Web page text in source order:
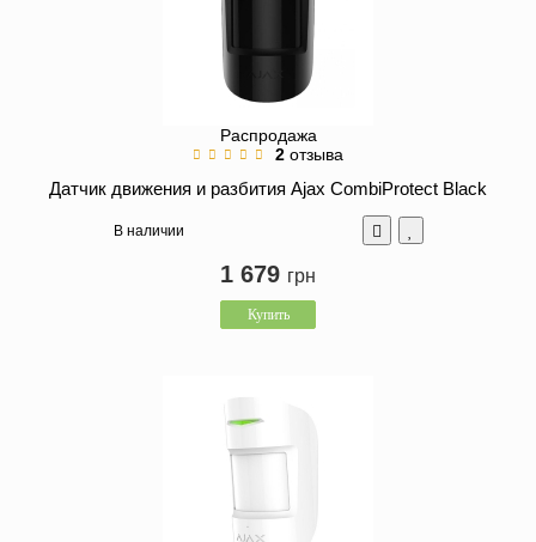
Распродажа
2 отзыва
Датчик движения и разбития Ajax CombiProtect Black
В наличии
1 679 грн
Купить